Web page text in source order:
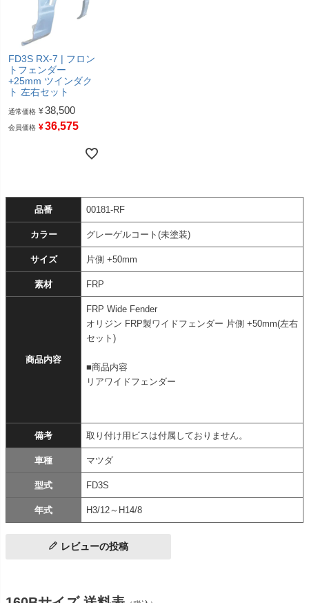
FD3S RX-7 | フロン
トフェンダー
+25mm ツインダク
ト 左右セット
通常価格 ¥38,500
会員価格 ¥36,575
品番 00181-RF
カラー グレーゲルコート(未塗装)
サイズ 片側 +50mm
素材 FRP
商品内容
FRP Wide Fender
オリジン FRP製ワイドフェンダー 片側 +50mm(左右
セット)
■商品内容
リアワイドフェンダー
備考 取り付け用ビスは付属しておりません。
車種 マツダ
型式 FD3S
年式 H3/12～H14/8
レビューの投稿